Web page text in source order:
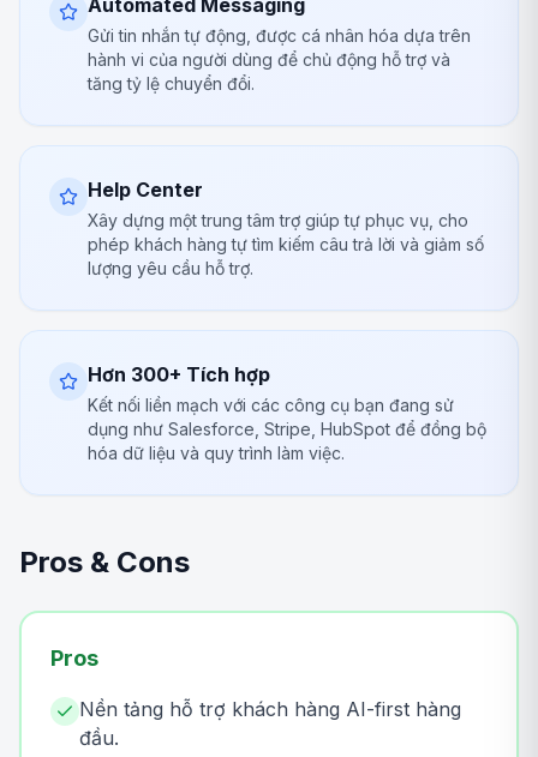
Automated Messaging
Gửi tin nhắn tự động, được cá nhân hóa dựa trên
hành vi của người dùng để chủ động hỗ trợ và
tăng tỷ lệ chuyển đổi.
Help Center
Xây dựng một trung tâm trợ giúp tự phục vụ, cho
phép khách hàng tự tìm kiếm câu trả lời và giảm số
lượng yêu cầu hỗ trợ.
Hơn 300+ Tích hợp
Kết nối liền mạch với các công cụ bạn đang sử
dụng như Salesforce, Stripe, HubSpot để đồng bộ
hóa dữ liệu và quy trình làm việc.
Pros & Cons
Pros
Nền tảng hỗ trợ khách hàng AI-first hàng
đầu.